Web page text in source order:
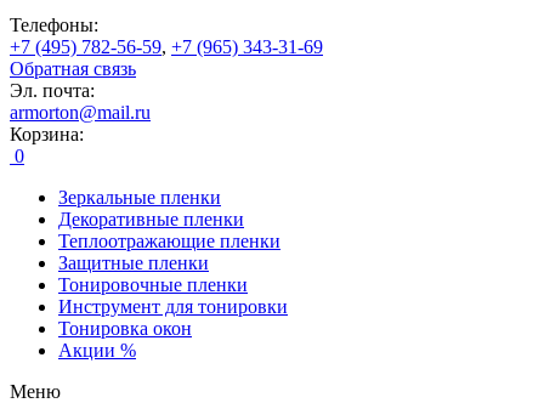
Телефоны:
+7 (495) 782-56-59, +7 (965) 343-31-69
Обратная связь
Эл. почта:
armorton@mail.ru
Корзина:
0
Зеркальные пленки
Декоративные пленки
Теплоотражающие пленки
Защитные пленки
Тонировочные пленки
Инструмент для тонировки
Тонировка окон
Акции %
Меню